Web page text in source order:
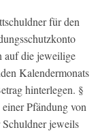
für den
auf die jeweilige
Kalendermonats
hinterlegen. §
Pfändung von
jeweils